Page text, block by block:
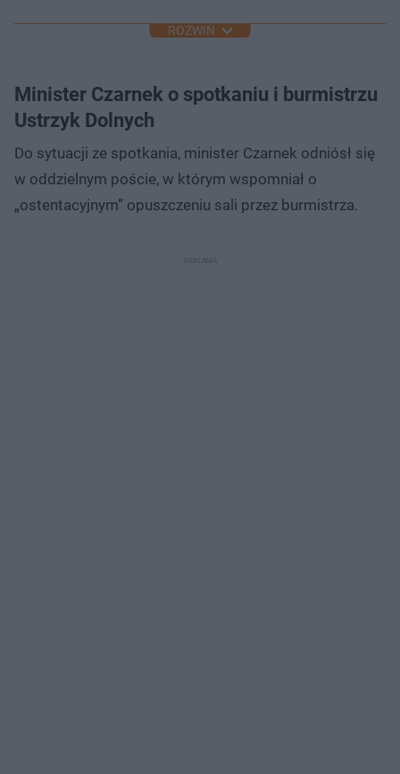
ROZWIŃ
Minister Czarnek o spotkaniu i burmistrzu
Ustrzyk Dolnych
Do sytuacji ze spotkania, minister Czarnek odniósł się
w oddzielnym poście, w którym wspomniał o
„ostentacyjnym” opuszczeniu sali przez burmistrza.